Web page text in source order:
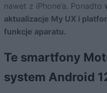
nawet z iPhone’a. Ponadto
aktualizacje My UX i
funkcje aparatu.
Te smartfony
system Android